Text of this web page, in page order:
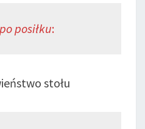
posiłku:
stołu